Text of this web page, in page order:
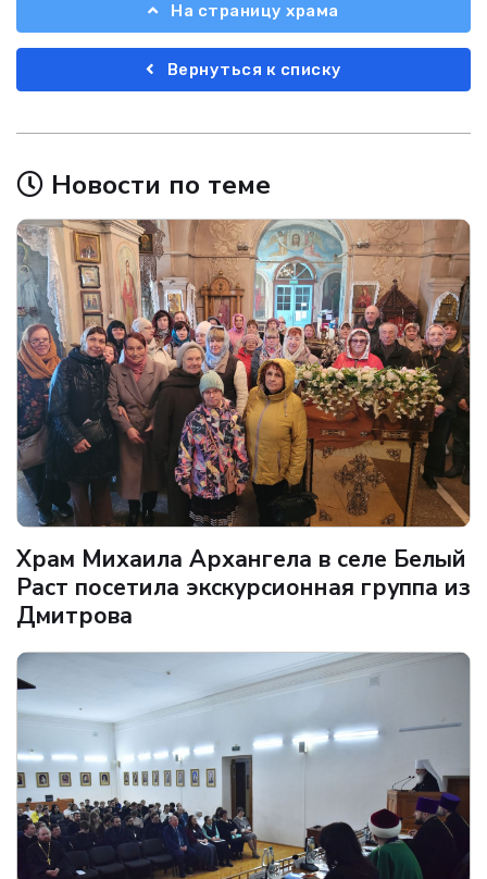
На страницу храма
Вернуться к списку
Новости по теме
Храм Михаила Архангела в селе Белый
Раст посетила экскурсионная группа из
Дмитрова